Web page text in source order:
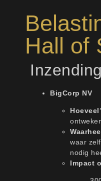
Hall of
BigCorp NV
waar
nodig
Impact